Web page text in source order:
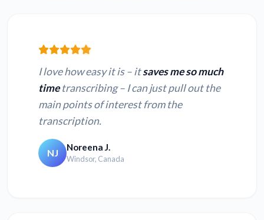
I love how easy it is – itsaves me so much
timetranscribing – I can just pull out the
main points of interest from the
transcription.
NJ Noreena J.
Windsor, Canada